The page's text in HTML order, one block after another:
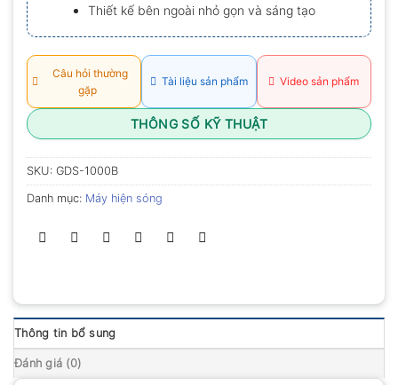
Thiết kế bên ngoài nhỏ gọn và sáng tạo
Câu hỏi thường
gặp
Tài liệu sản phẩm Video sản phẩm
THÔNG SỐ KỸ THUẬT
SKU: GDS-1000B
Danh mục: Máy hiện sóng
Thông tin bổ sung
Đánh giá (0)